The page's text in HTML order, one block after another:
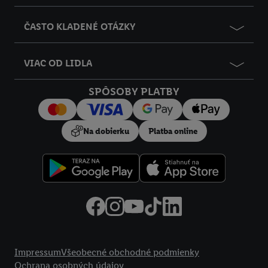
ČASTO KLADENÉ OTÁZKY
VIAC OD LIDLA
SPÔSOBY PLATBY
Na dobierku Platba online
ImpressumVšeobecné obchodné podmienky
Ochrana osobných údajov